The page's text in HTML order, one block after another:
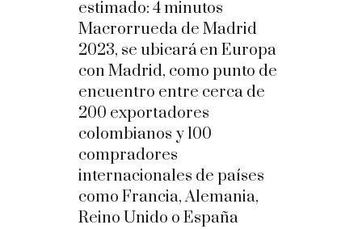
estimado: 4minutos
Macrorrueda de Madrid
2023, se ubicará en Europa
con Madrid, como punto de
encuentro entre cerca de
200 exportadores
colombianos y 100
compradores
internacionales de países
como Francia, Alemania,
Reino Unido o España